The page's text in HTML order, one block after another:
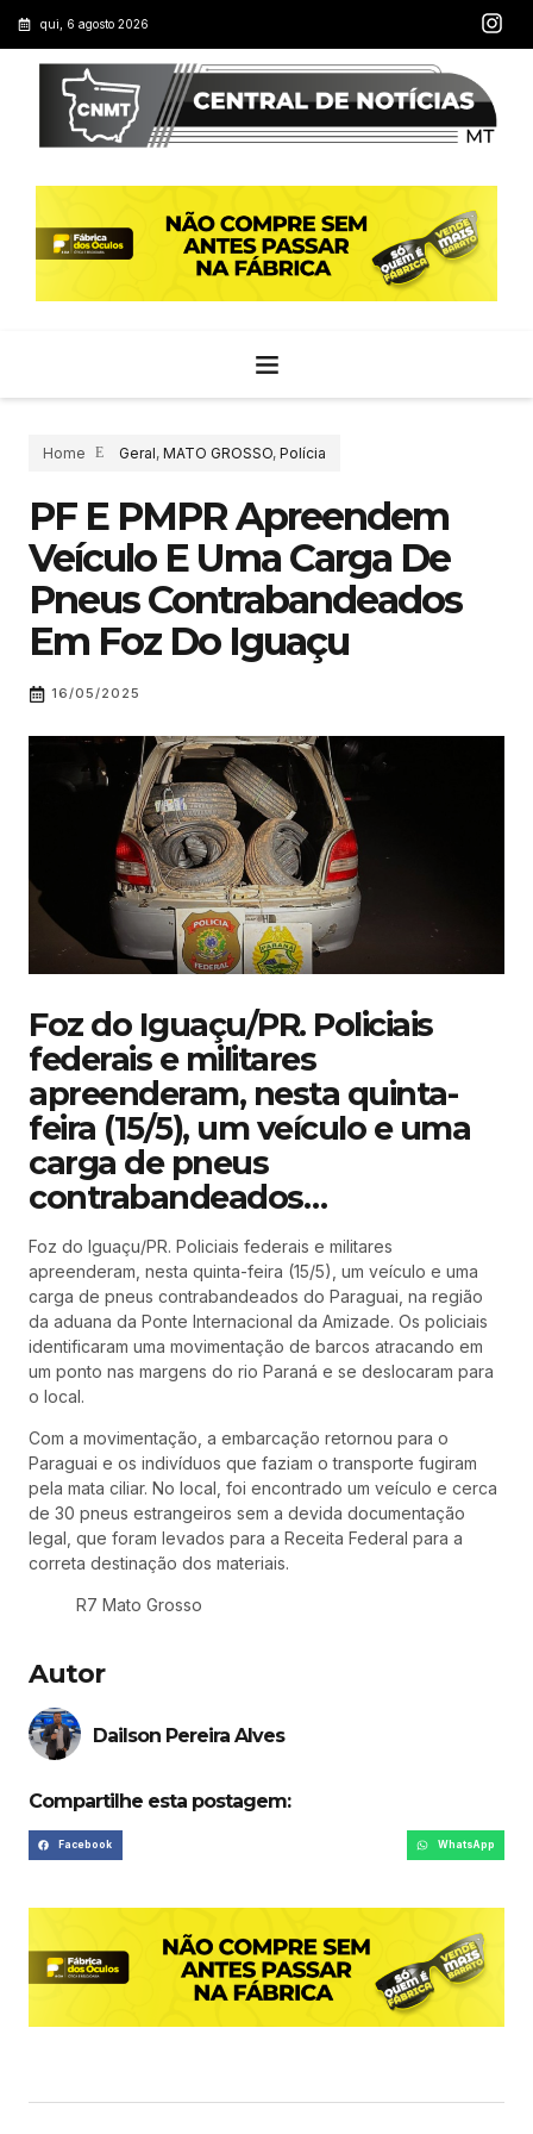
qui, 6 agosto 2026
Home Geral, MATO GROSSO, Polícia
PF E PMPR Apreendem
Veículo E Uma Carga De
Pneus Contrabandeados
Em Foz Do Iguaçu
16/05/2025
Foz do Iguaçu/PR. Policiais
federais e militares
apreenderam, nesta quinta-
feira (15/5), um veículo e uma
carga de pneus
contrabandeados…
Foz do Iguaçu/PR. Policiais federais e militares
apreenderam, nesta quinta-feira (15/5), um veículo e uma
carga de pneus contrabandeados do Paraguai, na região
da aduana da Ponte Internacional da Amizade. Os policiais
identificaram uma movimentação de barcos atracando em
um ponto nas margens do rio Paraná e se deslocaram para
o local.
Com a movimentação, a embarcação retornou para o
Paraguai e os indivíduos que faziam o transporte fugiram
pela mata ciliar. No local, foi encontrado um veículo e cerca
de 30 pneus estrangeiros sem a devida documentação
legal, que foram levados para a Receita Federal para a
correta destinação dos materiais.
R7 Mato Grosso
Autor
Dailson Pereira Alves
Compartilhe esta postagem:
Facebook WhatsApp